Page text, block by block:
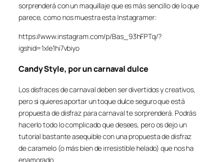
sorprenderá con un maquillaje que es más sencillo de lo que
parece, como nos muestra esta Instagramer:
https://www.instagram.com/p/Bas_93hFPTq/?
igshid=1xle1hi7vbiyo
Candy Style, por un carnaval dulce
Los disfraces de carnaval deben ser divertidos y creativos,
pero si quieres aportar un toque dulce seguro que está
propuesta de disfraz para carnaval te sorprenderá. Podrás
hacerlo todo lo complicado que desees, pero os dejo un
tutorial bastante asequible con una propuesta de disfraz
de caramelo (o más bien de irresistible helado) que nos ha
enamorado.